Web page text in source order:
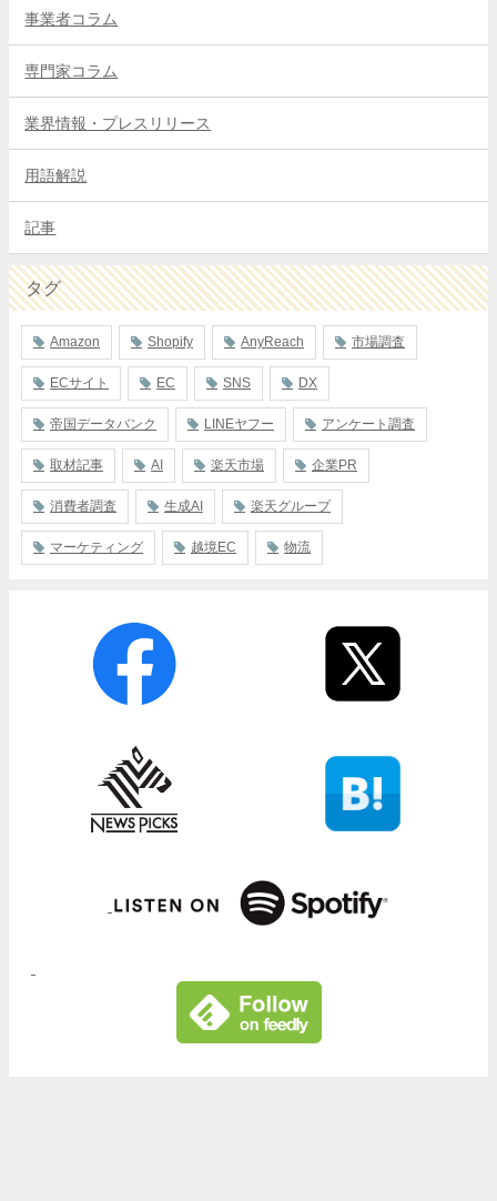
事業者コラム
専門家コラム
業界情報・プレスリリース
用語解説
記事
タグ
Amazon Shopify AnyReach 市場調査
ECサイト EC SNS DX
帝国データバンク LINEヤフー アンケート調査
取材記事 AI 楽天市場 企業PR
消費者調査 生成AI 楽天グループ
マーケティング 越境EC 物流